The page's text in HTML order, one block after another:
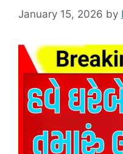
January 15, 2026 by